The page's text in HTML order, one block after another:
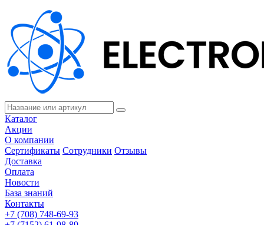
Каталог
Акции
О компании
Сертификаты Сотрудники Отзывы
Доставка
Оплата
Новости
База знаний
Контакты
+7 (708) 748-69-93